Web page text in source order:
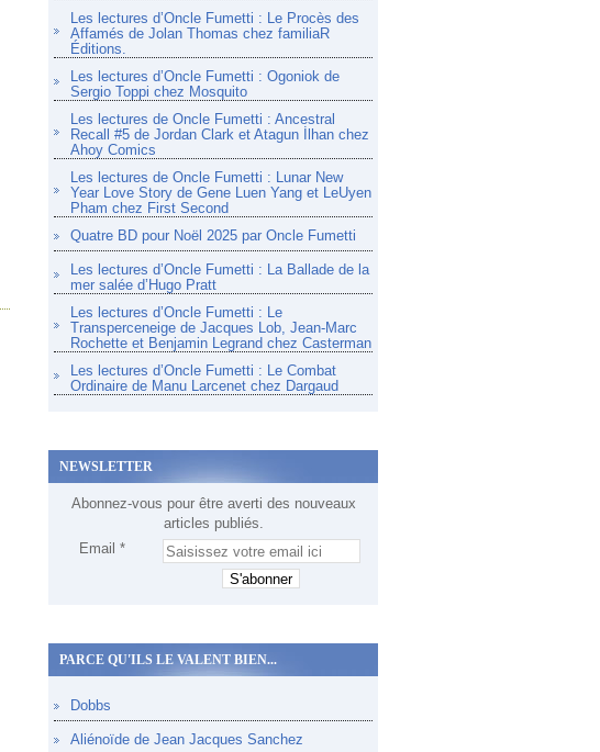
Les lectures d’Oncle Fumetti : Le Procès des
Affamés de Jolan Thomas chez familiaR
Éditions.
Les lectures d’Oncle Fumetti : Ogoniok de
Sergio Toppi chez Mosquito
Les lectures de Oncle Fumetti : Ancestral
Recall #5 de Jordan Clark et Atagun İlhan chez
Ahoy Comics
Les lectures de Oncle Fumetti : Lunar New
Year Love Story de Gene Luen Yang et LeUyen
Pham chez First Second
Quatre BD pour Noël 2025 par Oncle Fumetti
Les lectures d’Oncle Fumetti : La Ballade de la
mer salée d’Hugo Pratt
Les lectures d’Oncle Fumetti : Le
Transperceneige de Jacques Lob, Jean-Marc
Rochette et Benjamin Legrand chez Casterman
Les lectures d’Oncle Fumetti : Le Combat
Ordinaire de Manu Larcenet chez Dargaud
NEWSLETTER
Abonnez-vous pour être averti des nouveaux
articles publiés.
Email
PARCE QU'ILS LE VALENT BIEN...
Dobbs
Aliénoïde de Jean Jacques Sanchez